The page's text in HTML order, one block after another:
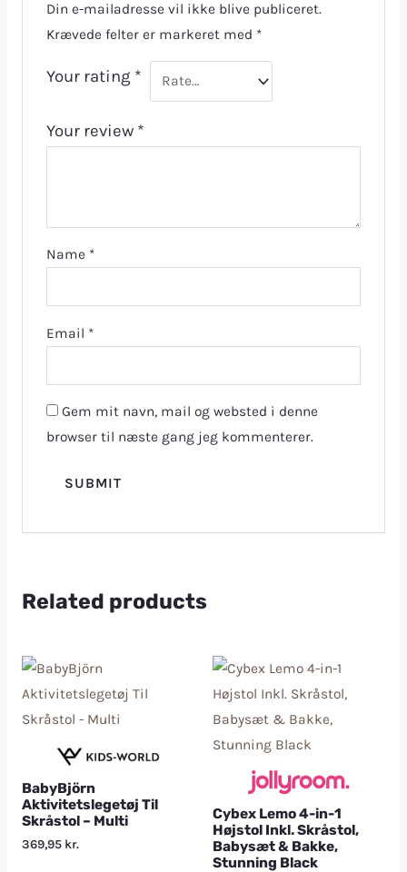
Din e-mailadresse vil ikke blive publiceret.
Krævede felter er markeret med *
Your rating *
Your review *
Name *
Email *
Gem mit navn, mail og websted i denne
browser til næste gang jeg kommenterer.
Related products
BabyBjörn
Aktivitetslegetøj Til
Skråstol – Multi
369,95 kr.
Cybex Lemo 4-in-1
Højstol Inkl. Skråstol,
Babysæt & Bakke,
Stunning Black